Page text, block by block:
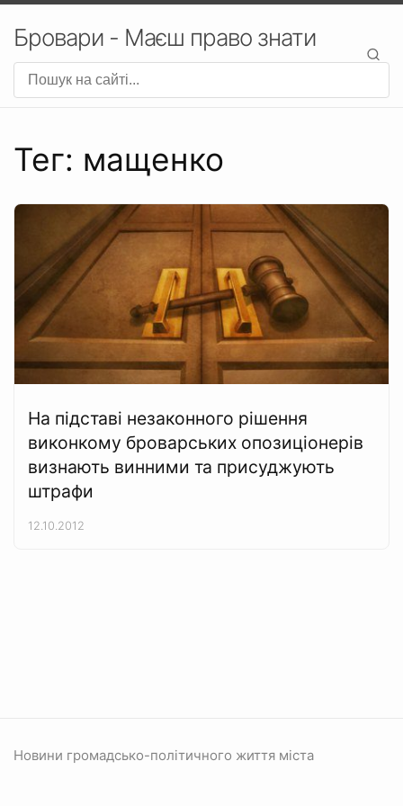
Бровари - Маєш право знати
Тег: мащенко
На підставі незаконного рішення
виконкому броварських опозиціонерів
визнають винними та присуджують
штрафи
12.10.2012
Новини громадсько-політичного життя міста